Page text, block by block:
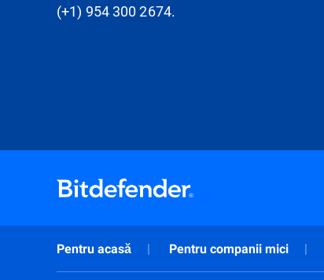
(+1) 954 300 2674.
Pentru acasă Pentru companii mici